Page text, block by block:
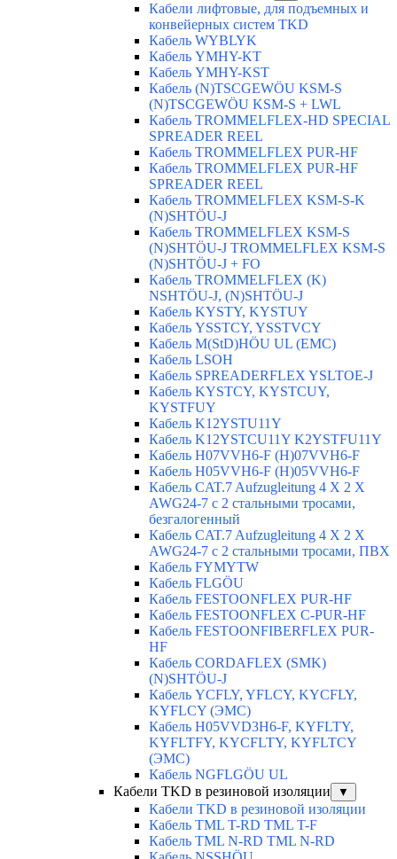
Кабели лифтовые, для подъемных и
конвейерных систем TKD
Кабель WYBLYK
Кабель YMHY-KT
Кабель YMHY-KST
Кабель (N)TSCGEWÖU KSM-S
(N)TSCGEWÖU KSM-S + LWL
Кабель TROMMELFLEX-HD SPECIAL
SPREADER REEL
Кабель TROMMELFLEX PUR-HF
Кабель TROMMELFLEX PUR-HF
SPREADER REEL
Кабель TROMMELFLEX KSM-S-K
(N)SHTÖU-J
Кабель TROMMELFLEX KSM-S
(N)SHTÖU-J TROMMELFLEX KSM-S
(N)SHTÖU-J + FO
Кабель TROMMELFLEX (K)
NSHTÖU-J, (N)SHTÖU-J
Кабель KYSTY, KYSTUY
Кабель YSSTCY, YSSTVCY
Кабель M(StD)HÖU UL (EMС)
Кабель LSOH
Кабель SPREADERFLEX YSLTOE-J
Кабель KYSTCY, KYSTCUY,
KYSTFUY
Кабель K12YSTU11Y
Кабель K12YSTCU11Y K2YSTFU11Y
Кабель H07VVH6-F (H)07VVH6-F
Кабель H05VVH6-F (H)05VVH6-F
Кабель CAT.7 Aufzugleitung 4 X 2 X
AWG24-7 c 2 стальными тросами,
безгалогенный
Кабель CAT.7 Aufzugleitung 4 X 2 X
AWG24-7 c 2 стальными тросами, ПВХ
Кабель FYMYTW
Кабель FLGÖU
Кабель FESTOONFLEX PUR-HF
Кабель FESTOONFLEX C-PUR-HF
Кабель FESTOONFIBERFLEX PUR-
HF
Кабель CORDAFLEX (SMK)
(N)SHTÖU-J
Кабель YCFLY, YFLCY, KYCFLY,
KYFLCY (ЭМС)
Кабель H05VVD3H6-F, KYFLTY,
KYFLTFY, KYCFLTY, KYFLTCY
(ЭMС)
Кабель NGFLGÖU UL
Кабели TKD в резиновой изоляции
▼
Кабели TKD в резиновой изоляции
Кабель TML T-RD TML T-F
Кабель TML N-RD TML N-RD